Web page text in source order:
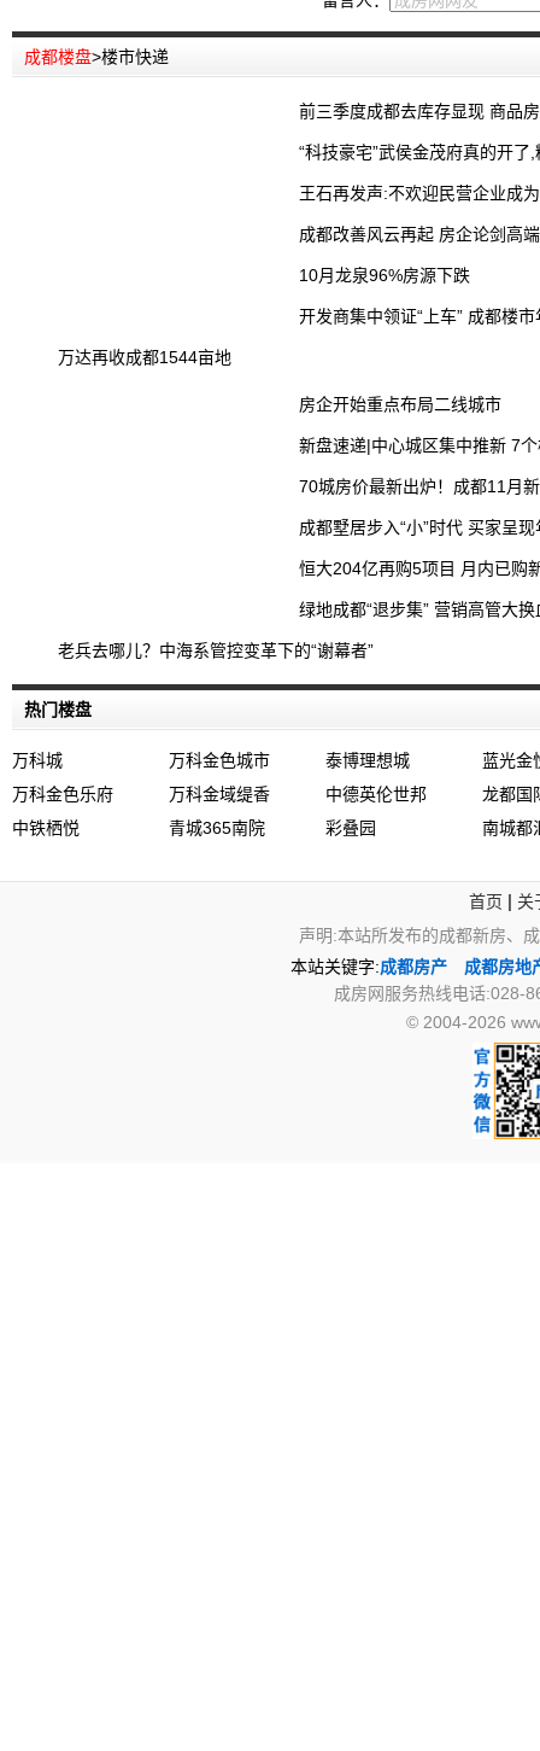
成都楼盘>楼市快递
前三季度成都去库存显现 商品
“科技豪宅”武侯金茂府真的开
王石再发声:不欢迎民营企业成
成都改善风云再起 房企论剑高
10月龙泉96%房源下跌
开发商集中领证“上车” 成都楼
万达再收成都1544亩地
房企开始重点布局二线城市
新盘速递|中心城区集中推新 7
70城房价最新出炉！成都11月
成都墅居步入“小”时代 买家呈
恒大204亿再购5项目 月内已购
绿地成都“退步集” 营销高管大
老兵去哪儿？中海系管控变革下的“谢幕者”
热门楼盘
万科城 万科金色城市 泰博理想城
蓝光金
万科金色乐府
万科金域缇香 中德英伦世邦
龙都国
中铁栖悦
青城365南院 彩叠园 南城都
首页 | 关
声明:本站所发布的成都新房、
本站关键字:成都房产
成都房地
成房网服务热线电话:028-
© 2004-2026